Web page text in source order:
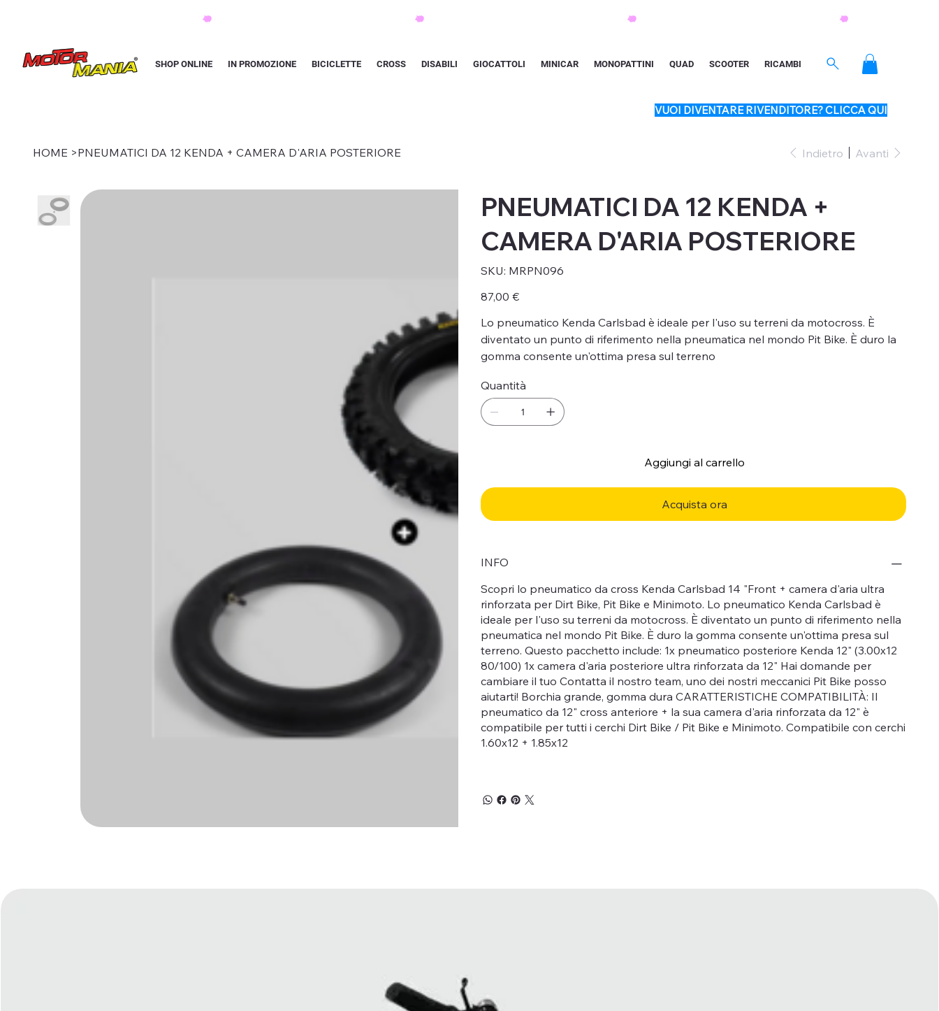
SHOP ONLINE IN PROMOZIONE BICICLETTE CROSS DISABILI GIOCATTOLI MINICAR MONOPATTINI QUAD SCOOTER RICAMBI
VUOI DIVENTARE RIVENDITORE? CLICCA QUI
HOME >PNEUMATICI DA 12 KENDA + CAMERA D'ARIA POSTERIORE Indietro Avanti
PNEUMATICI DA 12 KENDA +
CAMERA D'ARIA POSTERIORE
SKU: SKU
MRPN096
MRPN096
Prezzo
87,00 €
Lo pneumatico Kenda Carlsbad è ideale per l'uso su terreni da motocross. È
diventato un punto di riferimento nella pneumatica nel mondo Pit Bike. È duro la
gomma consente un'ottima presa sul terreno
Quantità
Aggiungi al carrello
Acquista ora
INFO
Scopri lo pneumatico da cross Kenda Carlsbad 14 "Front + camera d'aria ultra
rinforzata per Dirt Bike, Pit Bike e Minimoto. Lo pneumatico Kenda Carlsbad è
ideale per l'uso su terreni da motocross. È diventato un punto di riferimento nella
pneumatica nel mondo Pit Bike. È duro la gomma consente un'ottima presa sul
terreno. Questo pacchetto include: 1x pneumatico posteriore Kenda 12" (3.00x12
80/100) 1x camera d'aria posteriore ultra rinforzata da 12" Hai domande per
cambiare il tuo Contatta il nostro team, uno dei nostri meccanici Pit Bike posso
aiutarti! Borchia grande, gomma dura CARATTERISTICHE COMPATIBILITÀ: Il
pneumatico da 12" cross anteriore + la sua camera d'aria rinforzata da 12" è
compatibile per tutti i cerchi Dirt Bike / Pit Bike e Minimoto. Compatibile con cerchi
1.60x12 + 1.85x12